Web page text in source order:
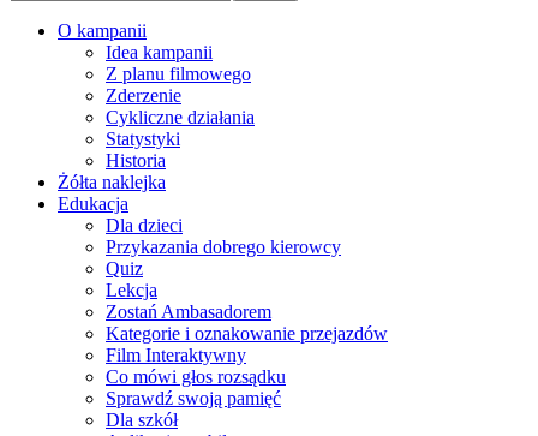
O kampanii
Idea kampanii
Z planu filmowego
Zderzenie
Cykliczne działania
Statystyki
Historia
Żółta naklejka
Edukacja
Dla dzieci
Przykazania dobrego kierowcy
Quiz
Lekcja
Zostań Ambasadorem
Kategorie i oznakowanie przejazdów
Film Interaktywny
Co mówi głos rozsądku
Sprawdź swoją pamięć
Dla szkół